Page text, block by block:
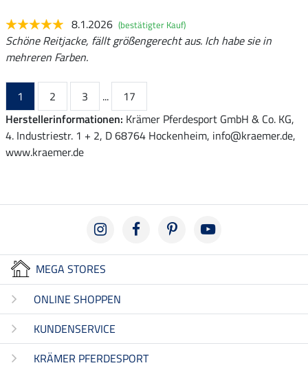
8.1.2026 (bestätigter Kauf)
Schöne Reitjacke, fällt größengerecht aus. Ich habe sie in
mehreren Farben.
1 2 3 ...
17
Herstellerinformationen: Krämer Pferdesport GmbH & Co. KG,
4. Industriestr. 1 + 2, D 68764 Hockenheim, info@kraemer.de,
www.kraemer.de
MEGA STORES
ONLINE SHOPPEN
KUNDENSERVICE
KRÄMER PFERDESPORT